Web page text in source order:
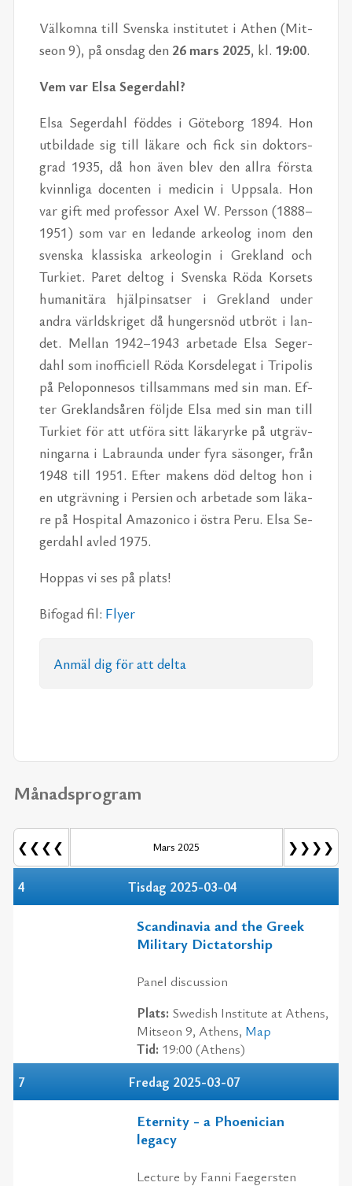
Väl­kom­na till Svens­ka in­sti­tu­tet i Athen (Mit­
se­on 9), på ons­dag den 26 mars 2025, kl. 19:00.
Vem var Elsa Se­ger­dahl?
Elsa Se­ger­dahl föd­des i Gö­te­borg 1894. Hon
ut­bil­da­de sig till lä­ka­re och fick sin dok­tors­
grad 1935, då hon även blev den all­ra förs­ta
kvinn­li­ga do­cen­ten i me­di­cin i Upp­sa­la. Hon
var gift med pro­fes­sor Axel W. Pers­son (1888–
1951) som var en le­dan­de ar­ke­o­log inom den
svens­ka klas­sis­ka ar­ke­o­lo­gin i Gre­kland och
Tur­ki­et. Pa­ret del­tog i Svens­ka Röda Kor­sets
hu­ma­ni­tä­ra hjäl­pin­sat­ser i Gre­kland un­der
and­ra världs­kri­get då hung­ers­nöd ut­bröt i lan­
det. Mel­lan 1942–1943 ar­be­ta­de Elsa Se­ger­
dahl som in­of­fi­ci­ell Röda Kors­de­le­gat i Tri­po­lis
på Pe­lo­pon­ne­sos till­sam­mans med sin man. Ef­
ter Gre­kland­så­ren följ­de Elsa med sin man till
Tur­ki­et för att ut­fö­ra sitt lä­ka­ryr­ke på ut­gräv­
ning­ar­na i Labraun­da un­der fyra sä­song­er, från
1948 till 1951. Ef­ter ma­kens död del­tog hon i
en ut­gräv­ning i Per­si­en och ar­be­ta­de som lä­ka­
re på Hos­pi­tal Ama­zo­ni­co i öst­ra Peru. Elsa Se­
ger­dahl av­led 1975.
Hop­pas vi ses på plats!
Bi­fo­gad fil: Fly­er
An­mäl dig för att del­ta
Månadsprogram
❮❮❮❮ Mars 2025 ❯❯❯❯
4 Tisdag 2025-03-04
Scandinavia and the Greek
Military Dictatorship
Panel discussion
Plats: Swedish Institute at Athens,
Mitseon 9, Athens, Map
Tid: 19:00 (Athens)
7
Fredag 2025-03-07
Eternity - a Phoenician
legacy
Lecture by Fanni Faegersten